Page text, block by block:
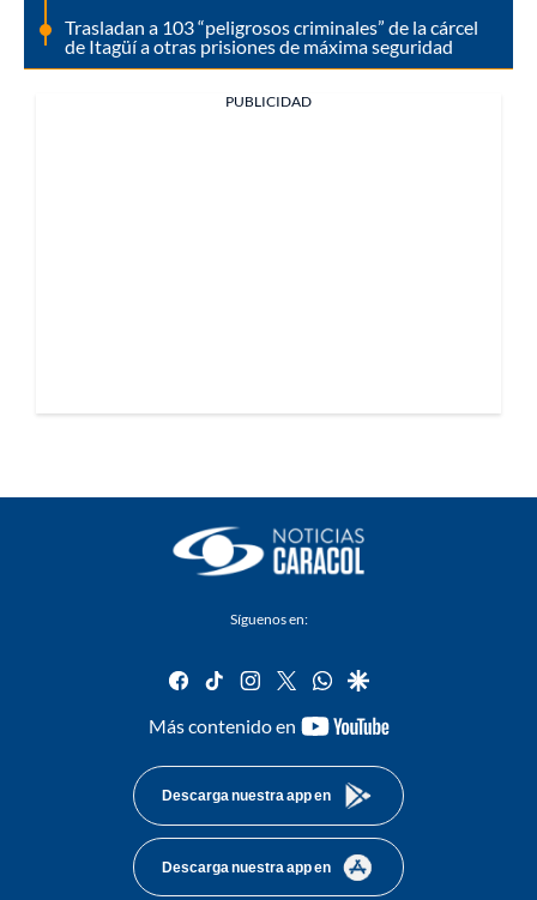
Trasladan a 103 “peligrosos criminales” de la cárcel
de Itagüí a otras prisiones de máxima seguridad
PUBLICIDAD
Síguenos en:
facebook
tiktok instagram
twitterwhatsapp
google
Más contenido en
youtube-
Descarga nuestra app en
Descarga nuestra app en